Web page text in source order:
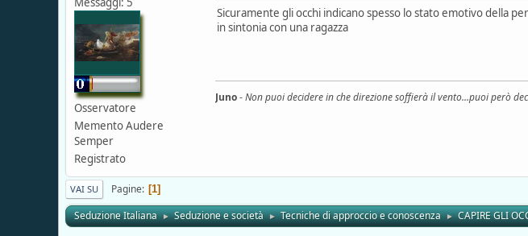
Osservatore
Memento Audere
Semper
Registrato
Sicuramente gli occhi indicano spesso lo stato emotivo della
in sintonia con una ragazza
Juno-Non puoi decidere in che direzione soffierà il vento...puoi però
VAI SU Pagine 1
Seduzione Italiana ► Seduzione e società ► Tecniche di approccio e conoscenza ► CAPIRE GLI